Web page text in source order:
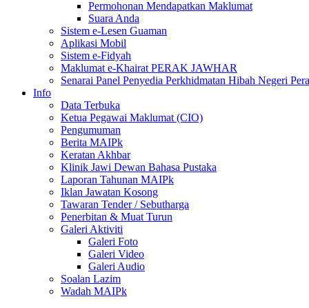
Permohonan Mendapatkan Maklumat
Suara Anda
Sistem e-Lesen Guaman
Aplikasi Mobil
Sistem e-Fidyah
Maklumat e-Khairat PERAK JAWHAR
Senarai Panel Penyedia Perkhidmatan Hibah Negeri
Info
Data Terbuka
Ketua Pegawai Maklumat (CIO)
Pengumuman
Berita MAIPk
Keratan Akhbar
Klinik Jawi Dewan Bahasa Pustaka
Laporan Tahunan MAIPk
Iklan Jawatan Kosong
Tawaran Tender / Sebutharga
Penerbitan & Muat Turun
Galeri Aktiviti
Galeri Foto
Galeri Video
Galeri Audio
Soalan Lazim
Wadah MAIPk